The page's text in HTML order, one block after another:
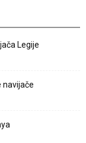
Legije
navijače